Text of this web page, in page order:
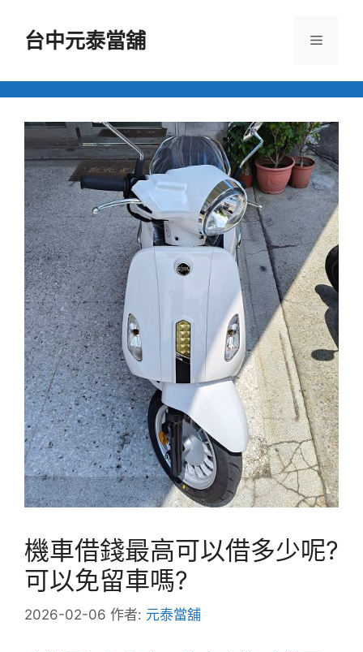
台中元泰當舖 選
機車借錢最高可以借多少呢?
可以免留車嗎?
2026-02-06 作者: 元泰當舖